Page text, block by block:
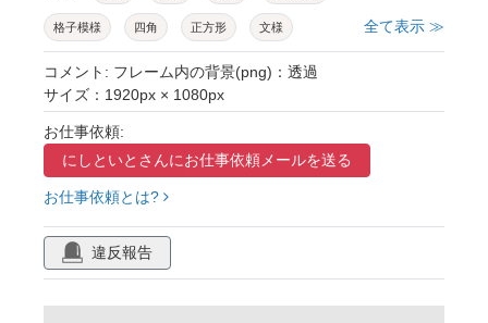
格子模様 四角 正方形 文様
ブロックチェック 赤 緑 ピンク
黄色 フレーム 枠
1920×1080
テンプレート 装飾 素材 ワイド
サムネイル 画面
全て表示 ≫
コメント: フレーム内の背景(png)：透過
サイズ：1920px × 1080px
お仕事依頼:
にしといとさんにお仕事依頼メールを送る
お仕事依頼とは?
違反報告